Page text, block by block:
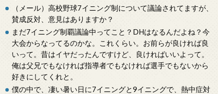
（メール）高校野球7イニング制について議論されてますが、
賛成反対、意見はありますか？
まだ7イニング制覇議論中ってこと？DHはなるんだよね？今
大会からなってるのかな。これくらい。お前らが良ければ良
いって。昔はイヤだったんですけど、良ければいいよって。
俺は父兄でもなければ指導者でもなければ選手でもないから
好きにしてくれと。
僕の中で、凄い暑い日に7イニングと9イニングで、熱中症対